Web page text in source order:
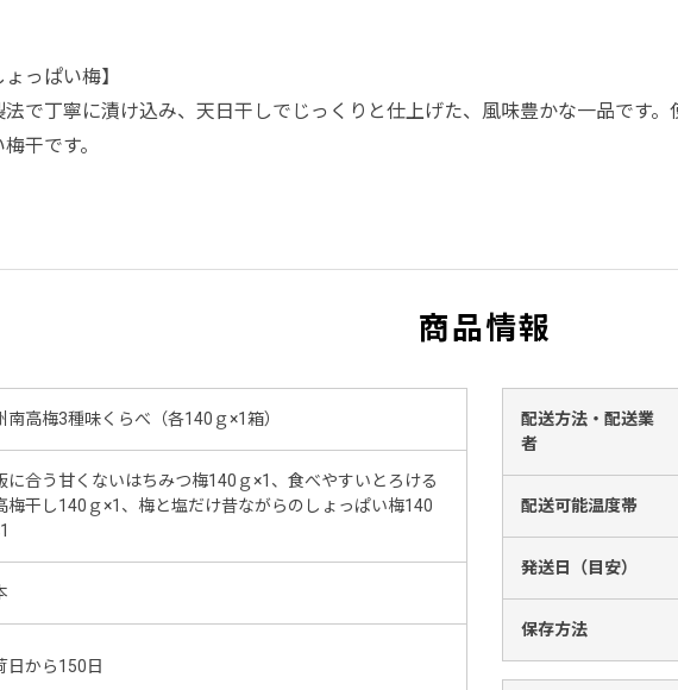
っぱい梅】
で丁寧に漬け込み、天日干しでじっくりと仕上げた、風味豊かな一品です
干です。
商品情報
南高梅3種味くらべ（各140ｇ×1箱）
に合う甘くないはちみつ梅140ｇ×1、食べやすいとろける
梅干し140ｇ×1、梅と塩だけ昔ながらのしょっぱい梅140
日から150日
配送方法・配送業
者
配送可能温度帯
発送日（目安）
保存方法